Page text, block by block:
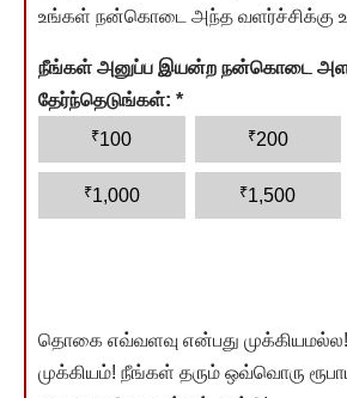
உங்கள் நன்கொடை அந்த வளர்ச்சிக்கு
நீங்கள் அனுப்ப இயன்ற நன்கொடை
தேர்ந்தெடுங்கள்: *
₹100 ₹200
₹1,000 ₹1,500
தொகை எவ்வளவு என்பது
முக்கியம்! நீங்கள் தரும் ஒவ்வொரு